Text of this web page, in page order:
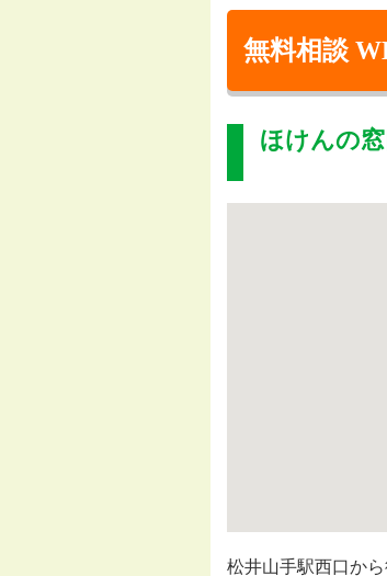
無料相談
ほけんの
松井山手駅西口か